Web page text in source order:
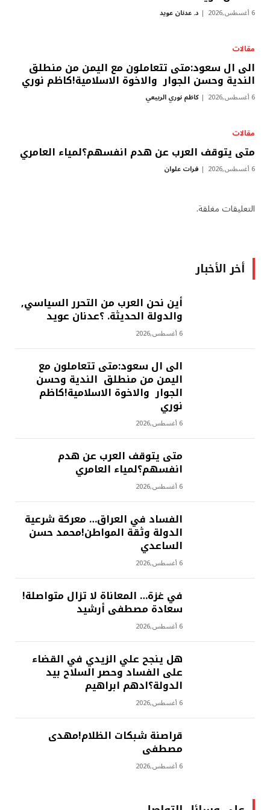
6 أغسطس,2026 د. عدنان عويد
مقالات
الى ال سعود:متى تتعاملون مع اليمن من منطلق
الندية وحسن الجوار والاخوة الاسلامية!كاظم نوري
6 أغسطس,2026 كاظم نوري الربيعي
مقالات
متى يتوقف العرب عن هدم انفسهم؟لمياء العامري
6 أغسطس,2026 فرات علوان
التعليقات مغلقة.
أخر الأخبار
أين نحن العرب من التحرر السياسي,
والدولة الحديثة. ؟عدنان عويد
6 أغسطس,2026
الى ال سعود:متى تتعاملون مع
اليمن من منطلق الندية وحسن
الجوار والاخوة الاسلامية!كاظم
نوري
6 أغسطس,2026
متى يتوقف العرب عن هدم
انفسهم؟لمياء العامري
6 أغسطس,2026
الفساد في العراق… معركة شرعية
الدولة وثقة المواطن!محمد حسن
الساعدي
6 أغسطس,2026
في غزة… المعاناة لا تزال متواصلة!
سعادة مصطفى أرشيد
6 أغسطس,2026
هل ينجح علي الزيدي في القضاء
على الفساد وحصر السلاح بيد
الدولة؟ادهم ابراهيم
6 أغسطس,2026
‫قراصنة شبكات الظلام!مهدى
مصطفى
6 أغسطس,2026